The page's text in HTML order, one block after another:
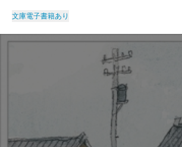
文庫電子書籍あり